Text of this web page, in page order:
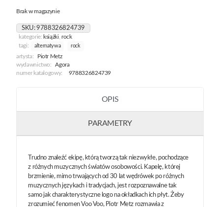
Brak w magazynie
SKU:9788326824739
kategorie: książki, rock
tagi:
alternatywa rock
artysta:
Piotr Metz
wydawnictwo:
Agora
numer katalogowy:
9788326824739
OPIS
PARAMETRY
Trudno znaleźć ekipę, którą tworzą tak niezwykłe, pochodzące
z różnych muzycznych światów osobowości. Kapelę, której
brzmienie, mimo trwających od 30 lat wędrówek po różnych
muzycznych językach i tradycjach, jest rozpoznawalne tak
samo jak charakterystyczne logo na okładkach ich płyt. Żeby
zrozumieć fenomen Voo Voo, Piotr Metz rozmawia z